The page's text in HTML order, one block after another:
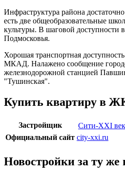
Инфраструктура района
есть две общеобразовательные
культуры. В шаговой доступности
Подмосковья.
Хорошая транспортная
МКАД. Налажено сообщение
железнодорожной станцией
"Тушинская".
Купить квартиру в
Застройщик
Сити-XXI век
Официальный сайт city-xxi.ru
Новостройки за ту же